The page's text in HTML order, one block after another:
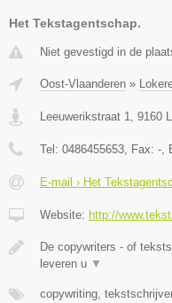
Het Tekstagentschap.
Niet gevestigd in de
Oost-Vlaanderen »
Leeuwerikstraat 1, 9160
Tel: 0486455653, Fax: -,
E-mail › Het
Website: http://
De copywriters - of
leveren u ▼
copywriting,